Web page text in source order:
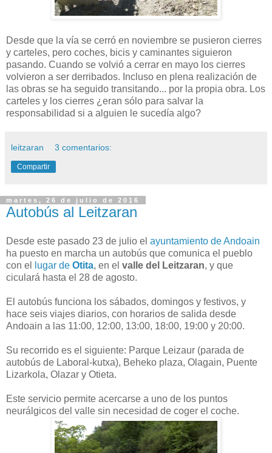
Desde que la vía se cerró en noviembre se pusieron cierres
y carteles, pero coches, bicis y caminantes siguieron
pasando. Cuando se volvió a cerrar en mayo los cierres
volvieron a ser derribados. Incluso en plena realización de
las obras se ha seguido transitando... por la propia obra. Los
carteles y los cierres ¿eran sólo para salvar la
responsabilidad si a alguien le sucedía algo?
leitzaran 3 comentarios:
Compartir
martes, 26 de julio de 2016
Autobús al Leitzaran
Desde este pasado 23 de julio el ayuntamiento de Andoain
ha puesto en marcha un autobús que comunica el pueblo
con el
lugar de Otita, en el valle del Leitzaran, y que
ciculará hasta el 28 de agosto.
El autobús funciona los sábados, domingos y festivos, y
hace seis viajes diarios, con horarios de salida desde
Andoain a las 11:00, 12:00, 13:00, 18:00, 19:00 y 20:00.
Su recorrido es el siguiente: Parque Leizaur (parada de
autobús de Laboral-kutxa), Beheko plaza, Olagain, Puente
Lizarkola, Olazar y Otieta.
Este servicio permite acercarse a uno de los puntos
neurálgicos del valle sin necesidad de coger el coche.